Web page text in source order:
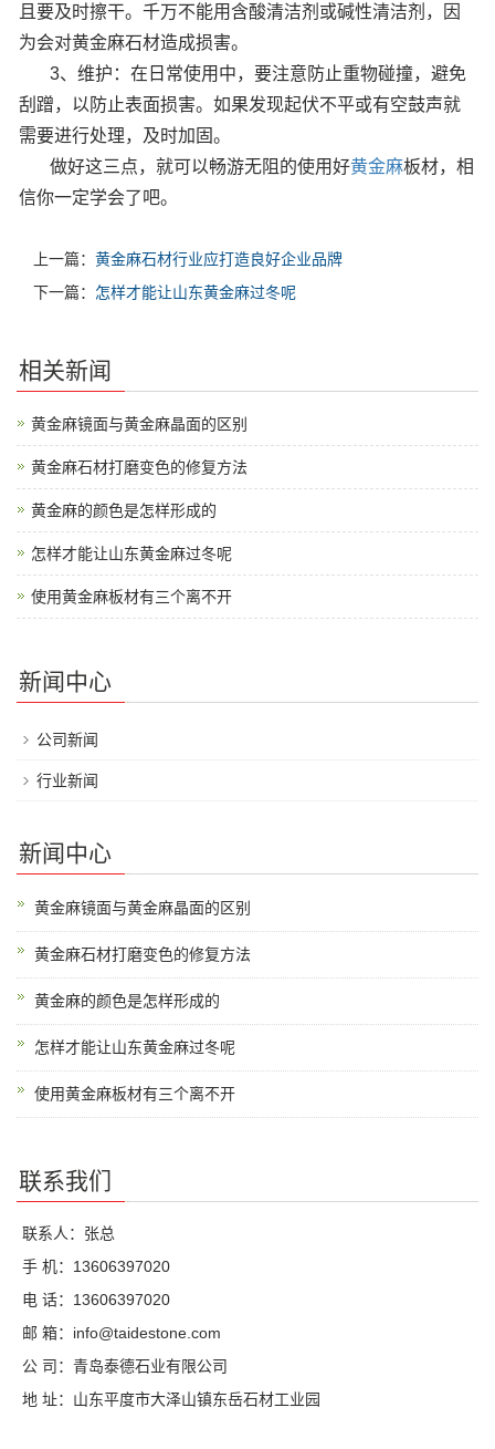
且要及时擦干。千万不能用含酸清洁剂或碱性清洁剂，因
为会对黄金麻石材造成损害。
3、维护：在日常使用中，要注意防止重物碰撞，避免
刮蹭，以防止表面损害。如果发现起伏不平或有空鼓声就
需要进行处理，及时加固。
做好这三点，就可以畅游无阻的使用好黄金麻板材，相
信你一定学会了吧。
上一篇： 黄金麻石材行业应打造良好企业品牌
下一篇： 怎样才能让山东黄金麻过冬呢
相关新闻
黄金麻镜面与黄金麻晶面的区别
黄金麻石材打磨变色的修复方法
黄金麻的颜色是怎样形成的
怎样才能让山东黄金麻过冬呢
使用黄金麻板材有三个离不开
新闻中心
公司新闻
行业新闻
新闻中心
黄金麻镜面与黄金麻晶面的区别
黄金麻石材打磨变色的修复方法
黄金麻的颜色是怎样形成的
怎样才能让山东黄金麻过冬呢
使用黄金麻板材有三个离不开
联系我们
联系人：张总
手 机：13606397020
电 话：13606397020
邮 箱：info@taidestone.com
公 司：青岛泰德石业有限公司
地 址：山东平度市大泽山镇东岳石材工业园